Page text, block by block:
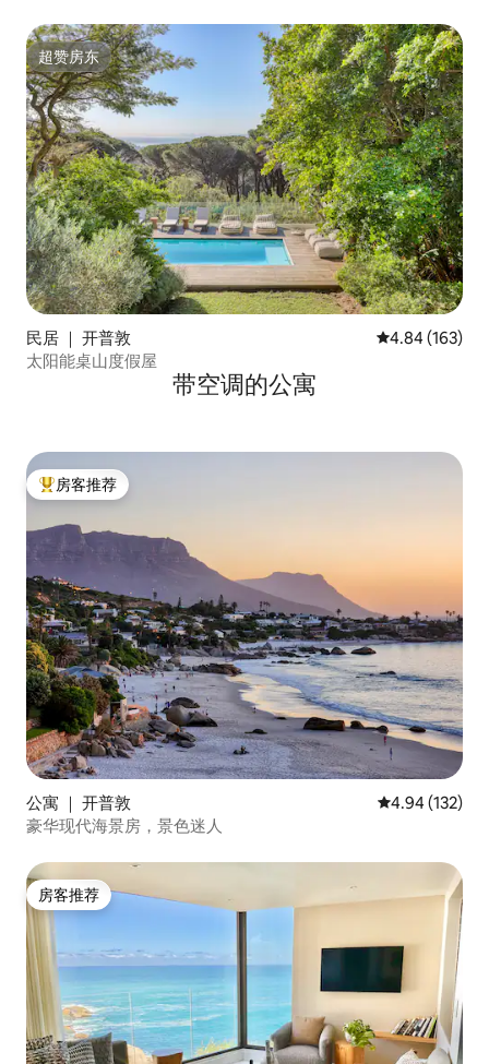
超赞房东
超赞房东
民居 ｜ 开普敦 平均评分 4.84
4.84 (163)
太阳能桌山度假屋
带空调的公寓
热门「房客推荐」
房客推荐
公寓 ｜ 开普敦 平均评分 4.94
4.94 (132)
豪华现代海景房，景色迷人
房客推荐
房客推荐